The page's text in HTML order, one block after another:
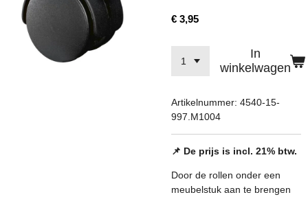
€ 3,95
In
winkelwagen
Artikelnummer: 4540-15-
997.M1004
📌 De prijs is incl. 21% btw.
Door de rollen onder een
meubelstuk aan te brengen